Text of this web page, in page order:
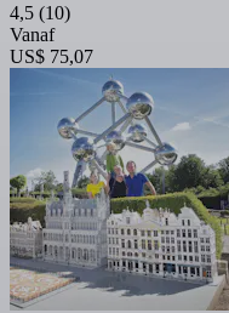
4,5 (10)
Vanaf
US$ 75,07